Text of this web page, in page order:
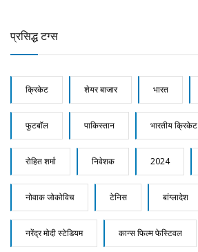
प्रसिद्ध टग्स
क्रिकेट शेयर बाजार भारत
फुटबॉल पाकिस्तान भारतीय क्रिकेट
रोहित शर्मा निवेशक 2024
नोवाक जोकोविच टेनिस बांग्लादेश
नरेंद्र मोदी स्टेडियम कान्स फिल्म फेस्टिवल